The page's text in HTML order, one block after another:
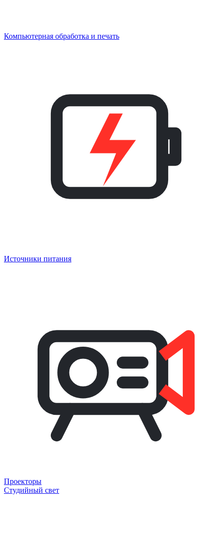
Компьютерная обработка и печать
Источники питания
Проекторы
Студийный свет